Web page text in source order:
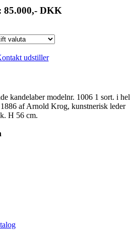
85.000,- DKK
udstiller
kandelaber modelnr. 1006 1 sort. i hel
af Arnold Krog, kunstnerisk leder
H 56 cm.